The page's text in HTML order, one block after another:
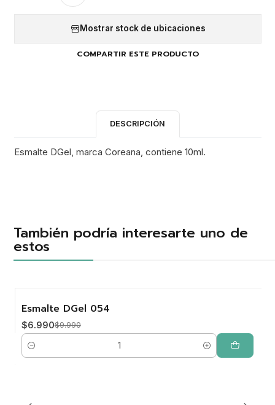
Mostrar stock de ubicaciones
COMPARTIR ESTE PRODUCTO
DESCRIPCIÓN
Esmalte DGel, marca Coreana, contiene 10ml.
También podría interesarte uno de
estos
-30%
Esmalte DGel 054
$6.990$9.990
Cantidad